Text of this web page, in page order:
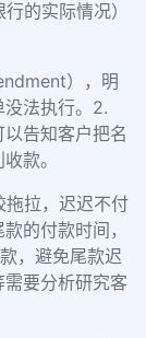
的实际情况）
），明
法执行。 2.
告知客户把名
款。
拖拉，迟迟不付
的付款时间，
，避免尾款迟
要分析研究客